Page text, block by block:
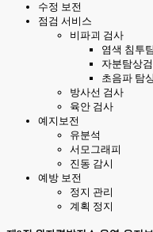
수정 보전
점검 서비스
비파괴 검사
염색 침투
자분탐상
초음파 탐
방사선 검사
육안 검사
예지보전
유분석
서모그래피
진동 감시
예방 보전
정지 관리
계획 정지